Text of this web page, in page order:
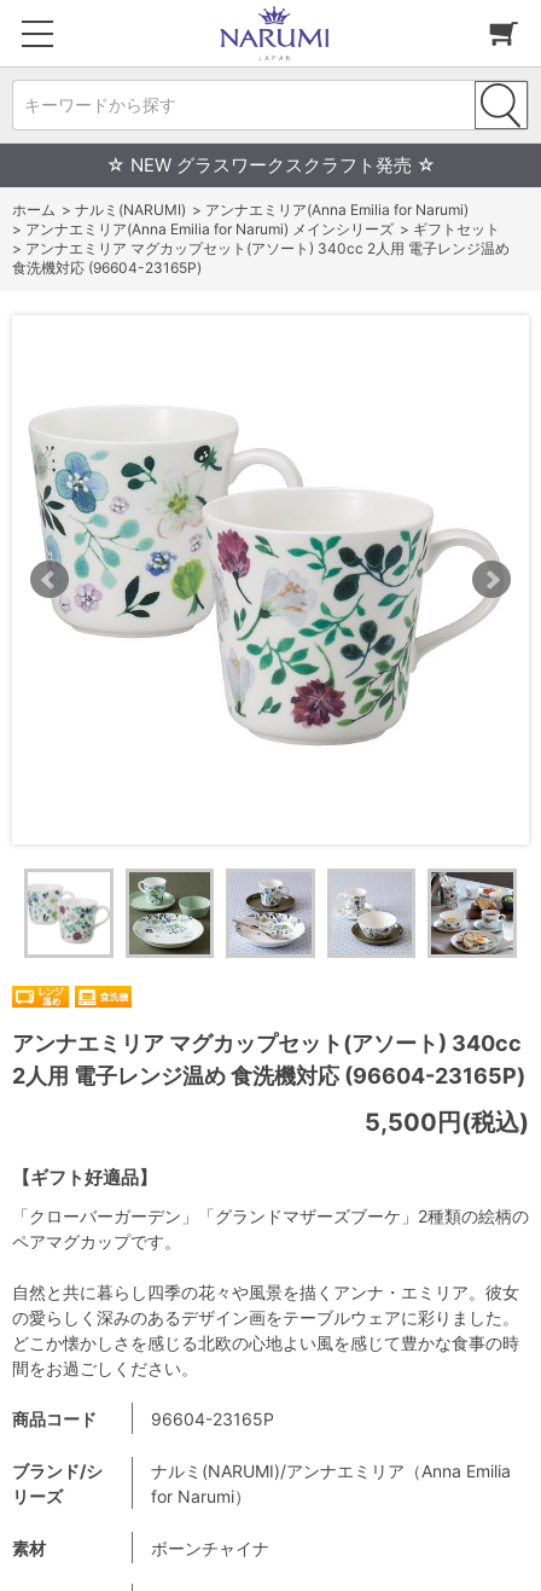
キーワードから探す
☆ NEW グラスワークスクラフト発売 ☆
ホーム > ナルミ(NARUMI) > アンナエミリア(Anna Emilia for Narumi)
> アンナエミリア(Anna Emilia for Narumi) メインシリーズ > ギフトセット
> アンナエミリア マグカップセット(アソート) 340cc 2人用 電子レンジ温め
食洗機対応 (96604-23165P)
アンナエミリア マグカップセット(アソート) 340cc
2人用 電子レンジ温め 食洗機対応 (96604-23165P)
【ギフト好適品】
5,500円(税込)
商品コード 96604-23165P
ブランド/シ
リーズ
ナルミ(NARUMI)/アンナエミリア（Anna Emilia
for Narumi）
素材 ボーンチャイナ
「クローバーガーデン」「グランドマザーズブーケ」2種類の絵柄の
ペアマグカップです。
自然と共に暮らし四季の花々や風景を描くアンナ・エミリア。彼女
の愛らしく深みのあるデザイン画をテーブルウェアに彩りました。
どこか懐かしさを感じる北欧の心地よい風を感じて豊かな食事の時
間をお過ごしください。